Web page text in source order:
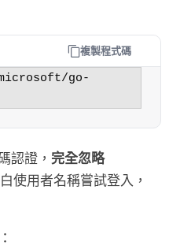
複製程式碼
go-
認證， 完全忽略
使用者名稱嘗試登入，